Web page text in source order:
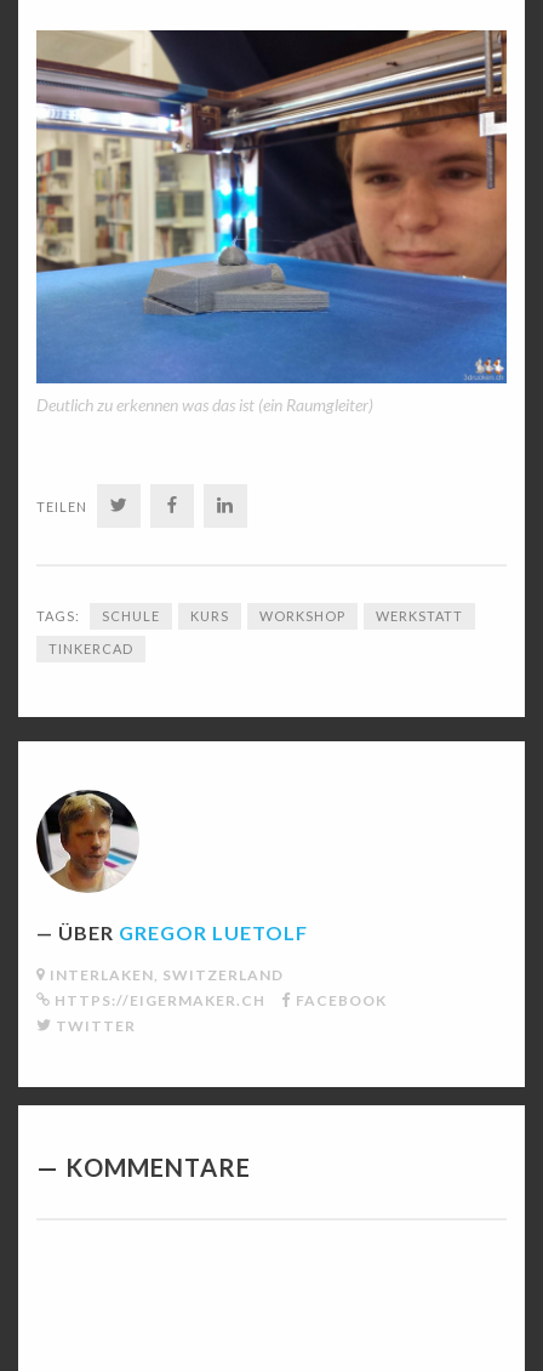
Deutlich zu erkennen was das ist (ein Raumgleiter)
TEILEN TWITTERFACEBOOK
TAGS: SCHULE KURS WORKSHOP WERKSTATT
TINKERCAD
ÜBER GREGOR LUETOLF
INTERLAKEN, SWITZERLAND
HTTPS://EIGERMAKER.CH
FACEBOOK
TWITTER
KOMMENTARE